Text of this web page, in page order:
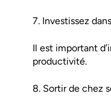
7. Investissez
Il est important
productivité.
8. Sortir de chez